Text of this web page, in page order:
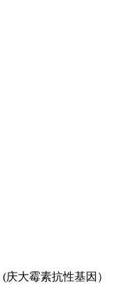
大霉素抗性基因）